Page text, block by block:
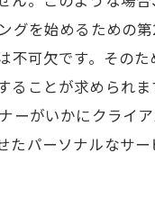
グを始めるための
不可欠です。その
ことが求められ
がいかにクライ
パーソナルなサ